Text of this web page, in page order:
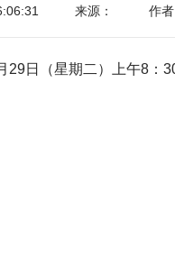
来源： 作
29日（星期二）上午8